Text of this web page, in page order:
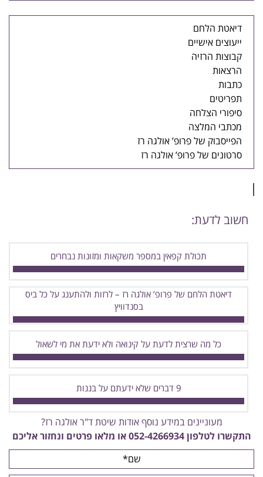
דיאטת הלחם
ייעוצים אישיים
קבוצות הרזיה
הרצאות
כתבות
תפריטים
סיפורי הצלחה
מכתבי המלצה
הפייסבוק של פרופ’ אולגה רז
סרטונים של פרופ’ אולגה רז
חשוב לדעת:
תכולת קפאין במספר משקאות ומזונות נבחרים
דיאטת הלחם של פרופ’ אולגה רז – לרזות ולהתענג על כל ביס
בסנדוויץ
כל מה שרצית לדעת על קינואה ולא ידעת את מי לשאול
9 דברים שלא ידעתם על בננות
מעוניינים במידע נוסף אודות שיטת ד"ר אולגה רז?
התקשרו לטלפון052-4266934 או מלאו פרטים ונחזור אליכם